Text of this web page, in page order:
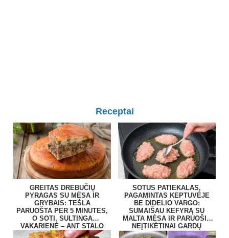
Receptai
GREITAS DREBUČIŲ
PYRAGAS SU MĖSA IR
GRYBAIS: TEŠLA
PARUOŠTA PER 5 MINUTES,
O SOTI, SULTINGA
VAKARIENĖ – ANT STALO
BE VARGO
SOTUS PATIEKALAS,
PAGAMINTAS KEPTUVĖJE
BE DIDELIO VARGO:
SUMAIŠAU KEFYRĄ SU
MALTA MĖSA IR PARUOŠIU
NEĮTIKĖTINAI GARDŲ
PATIEKALĄ